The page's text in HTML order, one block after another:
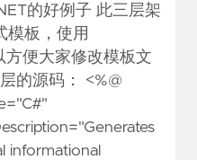
的好例子 此三层架
模板，使用
方便大家修改模板文
的源码： <%@
informational